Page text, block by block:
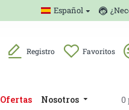
Español
Registro Favoritos
Ofertas Nosotros 0